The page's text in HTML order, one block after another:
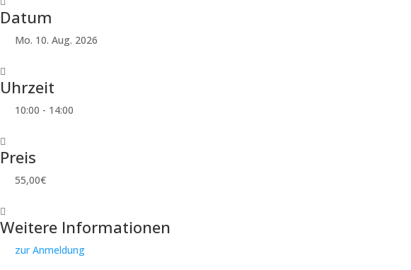
Datum
Mo. 10. Aug. 2026
Uhrzeit
10:00 - 14:00
Preis
55,00€
Weitere Informationen
zur Anmeldung